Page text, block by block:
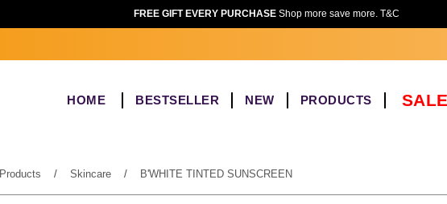
FREE GIFT EVERY PURCHASEShop more save more. T&C
HOME BESTSELLER NEW PRODUCTS
Products / Skincare / B'WHITE TINTED SUNSCREEN